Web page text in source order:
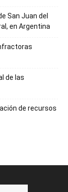
San Juan del
en Argentina
de las
de recursos